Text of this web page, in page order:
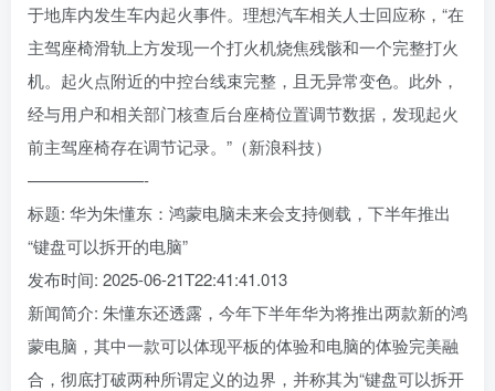
于地库内发生车内起火事件。理想汽车相关人士回应称，“在
主驾座椅滑轨上方发现一个打火机烧焦残骸和一个完整打火
机。起火点附近的中控台线束完整，且无异常变色。此外，
经与用户和相关部门核查后台座椅位置调节数据，发现起火
前主驾座椅存在调节记录。”（新浪科技）
———————-
标题: 华为朱懂东：鸿蒙电脑未来会支持侧载，下半年推出
“键盘可以拆开的电脑”
发布时间: 2025-06-21T22:41:41.013
新闻简介: 朱懂东还透露，今年下半年华为将推出两款新的鸿
蒙电脑，其中一款可以体现平板的体验和电脑的体验完美融
合，彻底打破两种所谓定义的边界，并称其为“键盘可以拆开